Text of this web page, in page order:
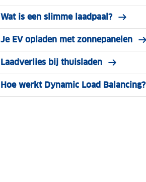
Wat is een slimme laadpaal?
Je EV opladen met zonnepanelen
Laadverlies bij thuisladen
Hoe werkt Dynamic Load Balancing?